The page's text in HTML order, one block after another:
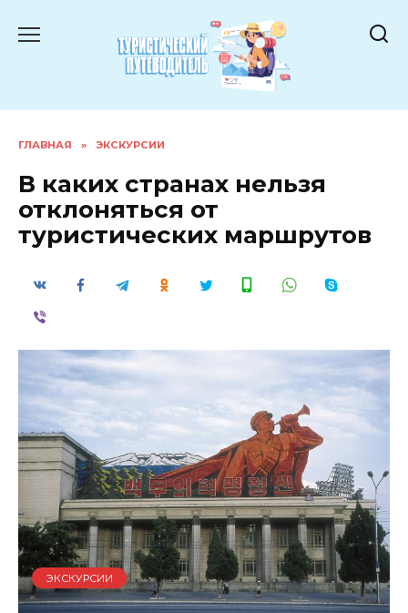
ГЛАВНАЯ » ЭКСКУРСИИ
В каких странах нельзя
отклоняться от
туристических маршрутов
ЭКСКУРСИИ